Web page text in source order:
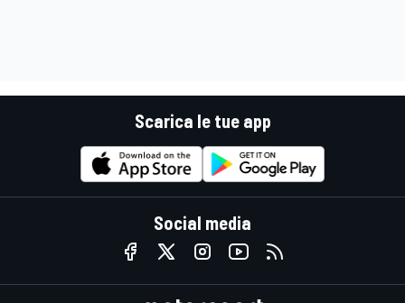
Scarica le tue app
Social media